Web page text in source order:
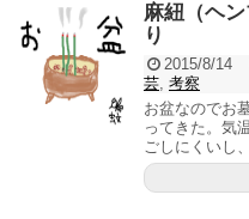
麻紐（ヘ
り
2015/8/14
芸, 考察
お盆なのでお
ってきた。気
ごしにくいし